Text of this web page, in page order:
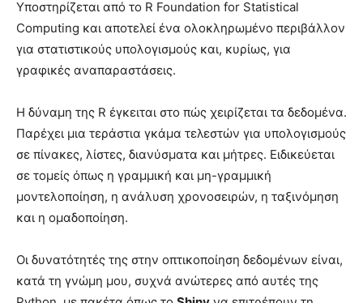
Υποστηρίζεται από το R Foundation for Statistical
Computing και αποτελεί ένα ολοκληρωμένο περιβάλλον
για στατιστικούς υπολογισμούς και, κυρίως, για
γραφικές αναπαραστάσεις.
Η δύναμη της R έγκειται στο πώς χειρίζεται τα δεδομένα.
Παρέχει μια τεράστια γκάμα τελεστών για υπολογισμούς
σε πίνακες, λίστες, διανύσματα και μήτρες. Ειδικεύεται
σε τομείς όπως η γραμμική και μη-γραμμική
μοντελοποίηση, η ανάλυση χρονοσειρών, η ταξινόμηση
και η ομαδοποίηση.
Οι δυνατότητές της στην οπτικοποίηση δεδομένων είναι,
κατά τη γνώμη μου, συχνά ανώτερες από αυτές της